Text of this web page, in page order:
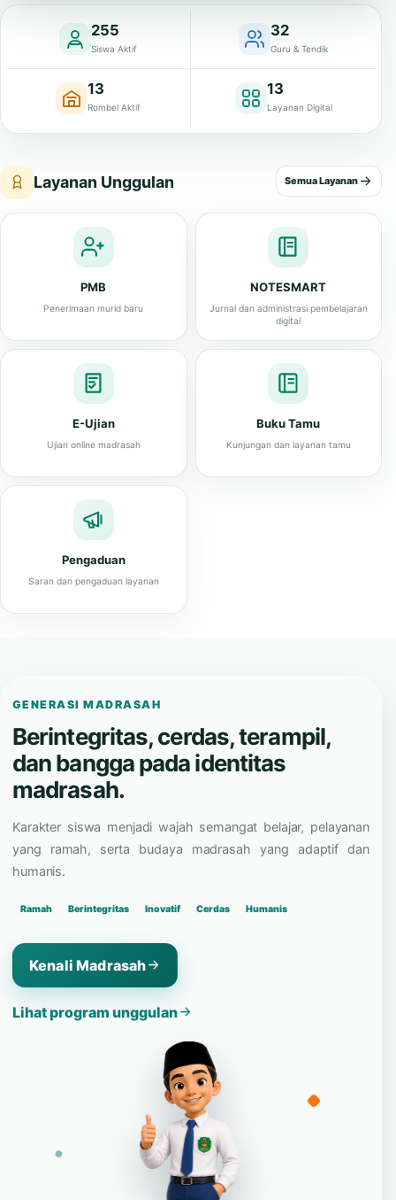
255
Siswa Aktif
32
Guru & Tendik
Layanan Digital
Layanan Unggulan Semua Layanan
PMB
Penerimaan murid baru
NOTESMART
Jurnal dan administrasi pembelajaran
digital
E-Ujian
Ujian online madrasah
GENERASI MADRASAH
Berintegritas, cerdas, terampil,
dan bangga pada identitas
madrasah.
yang ramah, serta budaya madrasah yang adaptif dan
Ramah Berintegritas Inovatif
Kenali Madrasah
Lihat program unggulan